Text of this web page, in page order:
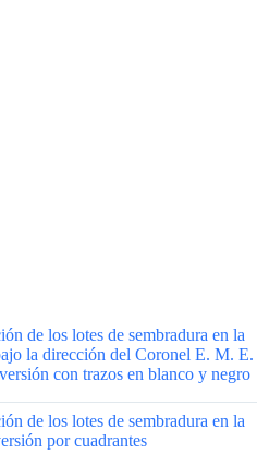
de los lotes de sembradura en la
la dirección del Coronel E. M. E.
con trazos en blanco y negro
de los lotes de sembradura en la
por cuadrantes